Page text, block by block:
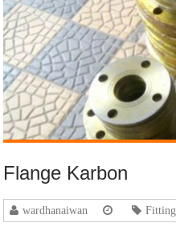
Flange Karbon
wardhanaiwan Fitting